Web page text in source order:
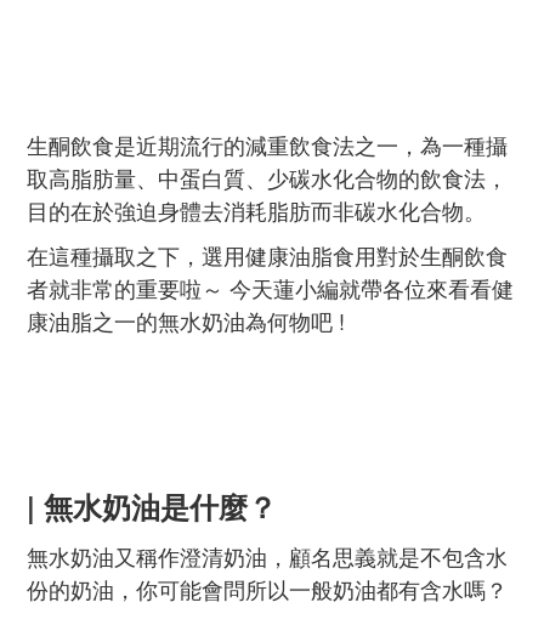
生酮飲食是近期流行的減重飲食法之一，為一種攝
取高脂肪量、中蛋白質、少碳水化合物的飲食法，
目的在於強迫身體去消耗脂肪而非碳水化合物。
在這種攝取之下，選用健康油脂食用對於生酮飲食
者就非常的重要啦～ 今天蓮小編就帶各位來看看健
康油脂之一的無水奶油為何物吧 !
| 無水奶油是什麼？
無水奶油又稱作澄清奶油，顧名思義就是不包含水
份的奶油，你可能會問所以一般奶油都有含水嗎？